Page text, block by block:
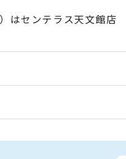
はセンテラス天文館店